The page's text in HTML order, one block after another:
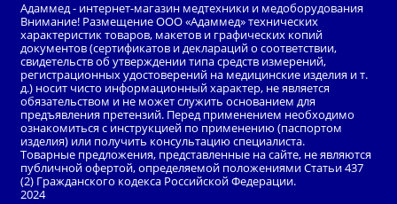
Адаммед - интернет-магазин медтехники и медоборудования
Внимание! Размещение ООО «Адаммед» технических
характеристик товаров, макетов и графических копий
документов (сертификатов и деклараций о соответствии,
свидетельств об утверждении типа средств измерений,
регистрационных удостоверений на медицинские изделия и т.
д.) носит чисто информационный характер, не является
обязательством и не может служить основанием для
предъявления претензий. Перед применением необходимо
ознакомиться с инструкцией по применению (паспортом
изделия) или получить консультацию специалиста.
Товарные предложения, представленные на сайте, не являются
публичной офертой, определяемой положениями Статьи 437
(2) Гражданского кодекса Российской Федерации.
2024